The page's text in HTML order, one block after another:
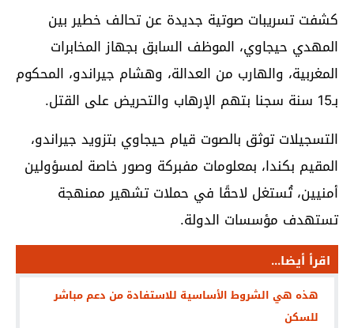
كشفت تسريبات صوتية جديدة عن تحالف خطير بين
المهدي حيجاوي، الموظف السابق بجهاز المخابرات
المغربية، والهارب من العدالة، وهشام جيراندو، المحكوم
بـ15 سنة سجنا بتهم الإرهاب والتحريض على القتل.
التسجيلات توثق بالصوت قيام حيجاوي بتزويد جيراندو،
المقيم بكندا، بمعلومات مفبركة وصور خاصة لمسؤولين
أمنيين، تُستغل لاحقًا في حملات تشهير ممنهجة
تستهدف مؤسسات الدولة.
اقرأ أيضا...
هذه هي الشروط الأساسية للاستفادة من دعم مباشر
للسكن